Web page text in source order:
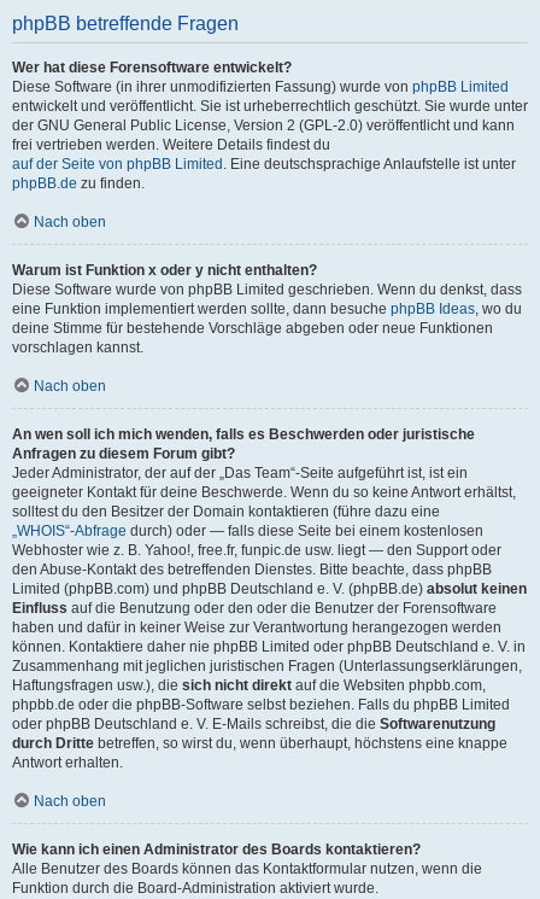
phpBB betreffende Fragen
Wer hat diese Forensoftware entwickelt?
Diese Software (in ihrer unmodifizierten Fassung) wurde von phpBB Limited
entwickelt und veröffentlicht. Sie ist urheberrechtlich geschützt. Sie wurde unter
der GNU General Public License, Version 2 (GPL-2.0) veröffentlicht und kann
frei vertrieben werden. Weitere Details findest du
auf der Seite von phpBB Limited . Eine deutschsprachige Anlaufstelle ist unter
phpBB.de zu finden.
Nach oben
Warum ist Funktion x oder y nicht enthalten?
Diese Software wurde von phpBB Limited geschrieben. Wenn du denkst, dass
eine Funktion implementiert werden sollte, dann besuche phpBB Ideas, wo du
deine Stimme für bestehende Vorschläge abgeben oder neue Funktionen
vorschlagen kannst.
Nach oben
An wen soll ich mich wenden, falls es Beschwerden oder juristische
Anfragen zu diesem Forum gibt?
Jeder Administrator, der auf der „Das Team“-Seite aufgeführt ist, ist ein
geeigneter Kontakt für deine Beschwerde. Wenn du so keine Antwort erhältst,
solltest du den Besitzer der Domain kontaktieren (führe dazu eine
„WHOIS“-Abfrage durch) oder — falls diese Seite bei einem kostenlosen
Webhoster wie z. B. Yahoo!, free.fr, funpic.de usw. liegt — den Support oder
den Abuse-Kontakt des betreffenden Dienstes. Bitte beachte, dass phpBB
Limited (phpBB.com) und phpBB Deutschland e. V. (phpBB.de) absolut keinen
Einfluss auf die Benutzung oder den oder die Benutzer der Forensoftware
haben und dafür in keiner Weise zur Verantwortung herangezogen werden
können. Kontaktiere daher nie phpBB Limited oder phpBB Deutschland e. V. in
Zusammenhang mit jeglichen juristischen Fragen (Unterlassungserklärungen,
Haftungsfragen usw.), die sich nicht direkt auf die Websiten phpbb.com,
phpbb.de oder die phpBB-Software selbst beziehen. Falls du phpBB Limited
oder phpBB Deutschland e. V. E-Mails schreibst, die die Softwarenutzung
durch Dritte betreffen, so wirst du, wenn überhaupt, höchstens eine knappe
Antwort erhalten.
Nach oben
Wie kann ich einen Administrator des Boards kontaktieren?
Alle Benutzer des Boards können das Kontaktformular nutzen, wenn die
Funktion durch die Board-Administration aktiviert wurde.